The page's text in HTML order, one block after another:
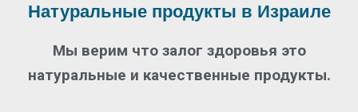
Натуральные продукты в Израиле
Мы верим что залог здоровья это
натуральные и качественные продукты.